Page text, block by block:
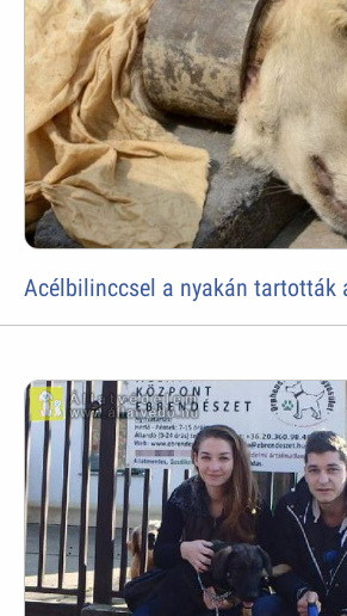
Acélbilinccsel a nyakán tartották